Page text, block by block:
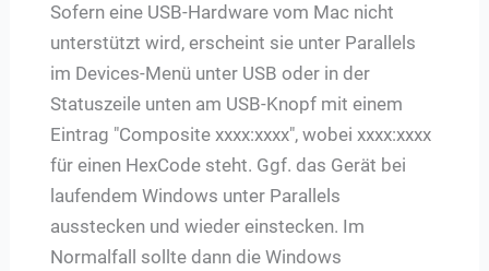
Sofern eine USB-Hardware vom Mac nicht
unterstützt wird, erscheint sie unter Parallels
im Devices-Menü unter USB oder in der
Statuszeile unten am USB-Knopf mit einem
Eintrag "Composite xxxx:xxxx", wobei xxxx:xxxx
für einen HexCode steht. Ggf. das Gerät bei
laufendem Windows unter Parallels
ausstecken und wieder einstecken. Im
Normalfall sollte dann die Windows